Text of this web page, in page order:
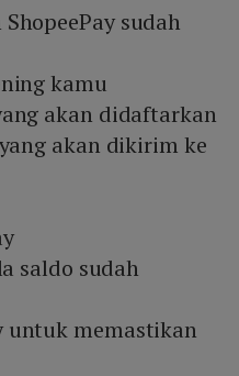
sudah
kamu
akan didaftarkan
akan dikirim ke
saldo sudah
untuk memastikan